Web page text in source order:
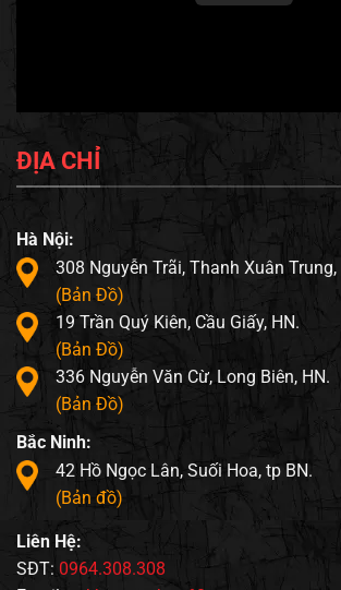
ĐỊA CHỈ
Hà Nội:
308 Nguyễn Trãi, Thanh Xuân Trung,
(Bản Đồ)
19 Trần Quý Kiên, Cầu Giấy, HN.
(Bản Đồ)
336 Nguyễn Văn Cừ, Long Biên, HN.
(Bản Đồ)
Bắc Ninh:
42 Hồ Ngọc Lân, Suối Hoa, tp BN.
(Bản đồ)
Liên Hệ:
SĐT: 0964.308.308